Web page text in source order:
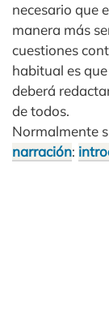
necesario que
manera más
cuestiones
habitual es
deberá
de todos.
Normalmente
narración: